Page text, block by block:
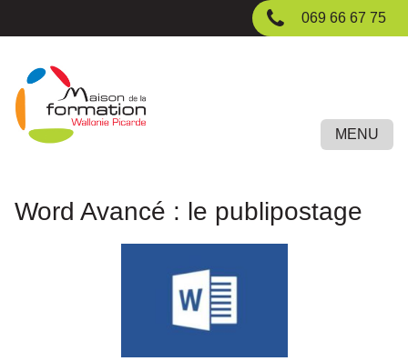
principal
069 66 67 75
MENU
Word Avancé : le publipostage